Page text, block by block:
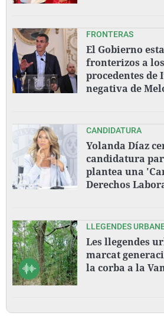
FRONTERAS
El Gobierno
fronterizos a
procedentes de
negativa de
CANDIDATURA
Yolanda Díaz
candidatura
plantea una
Derechos
LLEGENDES
Les llegendes
marcat
la corba a la